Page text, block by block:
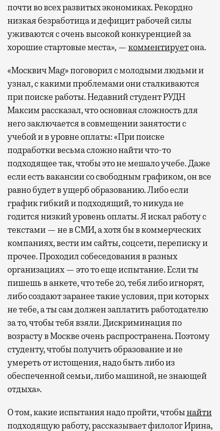
почти во всех развитых экономиках. Рекордно
низкая безработица и дефицит рабочей силы
уживаются с очень высокой конкуренцией за
хорошие стартовые места», — комментируетона.
«Москвич Mag» поговорил с молодыми людьми и
узнал, с какими проблемами они сталкиваются
при поиске работы. Недавний студент РУДН
Максим рассказал, что основная сложность для
него заключается в совмещении занятости с
учебой и в уровне оплаты: «При поиске
подработки весьма сложно найти что-то
подходящее так, чтобы это не мешало учебе. Даже
если есть вакансии со свободным графиком, он все
равно будет в ущерб образованию. Либо если
график гибкий и подходящий, то никуда не
годится низкий уровень оплаты. Я искал работу с
текстами — не в СМИ, а хотя бы в коммерческих
компаниях, вести им сайты, соцсети, переписку и
прочее. Проходил собеседования в разных
организациях — это то еще испытание. Если ты
пишешь в анкете, что тебе 20, тебя либо игнорят,
либо создают заранее такие условия, при которых
не тебе, а ты сам должен заплатить работодателю
за то, чтобы тебя взяли. Дискриминация по
возрасту в Москве очень распространена. Поэтому
студенту, чтобы получить образование и не
умереть от истощения, надо быть либо из
обеспеченной семьи, либо машиной, не знающей
отдыха».
О том, какие испытания надо пройти, чтобынайти
подходящую работу, рассказывает филолог Ирина,